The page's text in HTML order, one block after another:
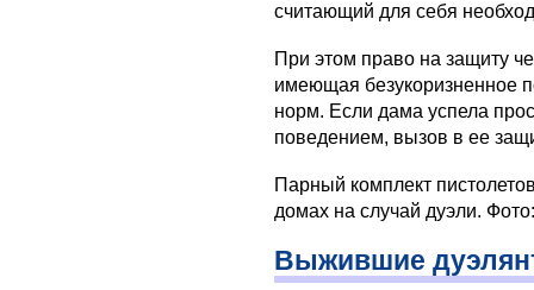
считающий для себя
При этом право на защиту
имеющая безукоризненное
норм. Если дама успела
поведением, вызов в ее
Парный комплект
домах на случай дуэли.
Выжившие